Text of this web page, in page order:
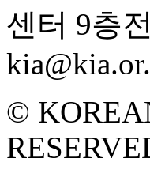
센터 9층
©